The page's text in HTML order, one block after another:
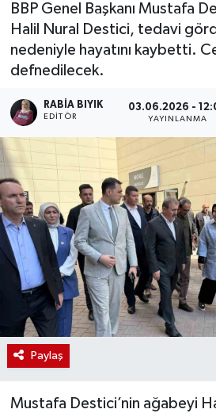
BBP Genel Başkanı Mustafa
Halil Nural Destici, tedavi
nedeniyle hayatını kaybetti.
defnedilecek.
RABIA BIYIK
EDITÖR
03.06.2026 -
YAYINLANMA
Paylaş
Mustafa Destici’nin ağabeyi
Son Dakika Haberleri
Haber Arşivi